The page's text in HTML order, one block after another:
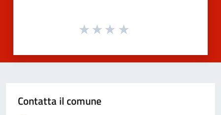
Contatta il comune